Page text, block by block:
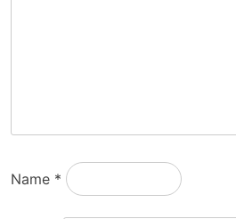
Name *